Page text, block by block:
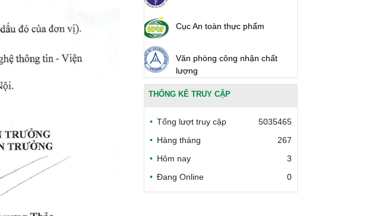
Cục An toàn thực phẩm
Văn phòng công nhận chất
lượng
Bộ Công thương Việt Nam
Bộ Nông nghiệp và Môi trường
Công đoàn Y tế Việt Nam
Safe Food for Growth Project
THỐNG KÊ TRUY CẬP
Tổng lượt truy cập
5035465
Hàng tháng
267
Hôm nay
3
Đang Online
0